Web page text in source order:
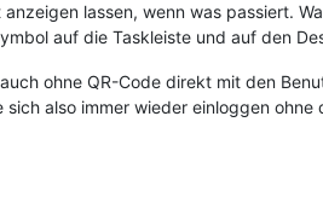
lassen, wenn was passiert.
auf die Taskleiste und auf den
ohne QR-Code direkt mit den
also immer wieder einloggen ohne